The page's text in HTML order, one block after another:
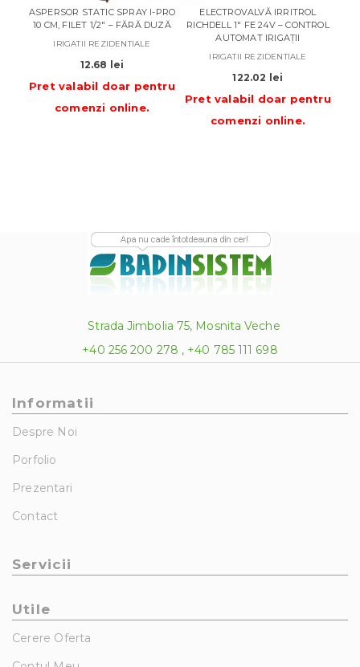
ASPERSOR STATIC SPRAY I-PRO
10 CM, FILET 1/2″ – FĂRĂ DUZĂ
IRIGATII REZIDENTIALE
12.68 lei
Pret valabil doar pentru
comenzi online.
ELECTROVALVĂ IRRITROL
RICHDELL 1″ FE 24V – CONTROL
AUTOMAT IRIGAȚII
IRIGATII REZIDENTIALE
122.02 lei
Pret valabil doar pentru
comenzi online.
Strada Jimbolia 75, Mosnita Veche
+40 256 200 278 , +40 785 111 698
Informatii
Despre Noi
Porfolio
Prezentari
Contact
Servicii
Utile
Cerere Oferta